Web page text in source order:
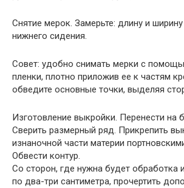
Снятие мерок. Замерьте: длину и
нижнего сидения.
Совет: удобно снимать мерки с
пленки, плотно приложив ее к частям
обведите основные точки, выделяя
Изготовление выкройки. Перенести на
Сверить размерный ряд. Прикрепить
изнаночной части материи
Обвести контур.
Со сторон, где нужна будет обработка
по два-три сантиметра, прочертить